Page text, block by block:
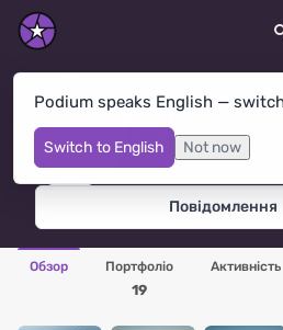
Podium speaks English —
Switch to English Not now
You La
Санкт-Петербург· Росія
Повідомлення
Обзор Портфоліо
19
Активність